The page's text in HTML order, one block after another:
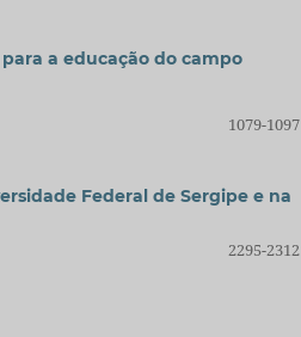
a educação do campo
1079-1097
Federal de Sergipe e na
2295-2312